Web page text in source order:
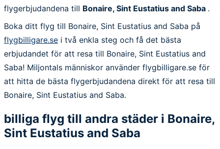
flygerbjudandena till Bonaire, Sint Eustatius and Saba .
Boka ditt flyg till Bonaire, Sint Eustatius and Saba på
flygbilligare.se i två enkla steg och få det bästa
erbjudandet för att resa till Bonaire, Sint Eustatius and
Saba! Miljontals människor använder flygbilligare.se för
att hitta de bästa flygerbjudandena direkt för att resa till
Bonaire, Sint Eustatius and Saba.
billiga flyg till andra städer i Bonaire,
Sint Eustatius and Saba